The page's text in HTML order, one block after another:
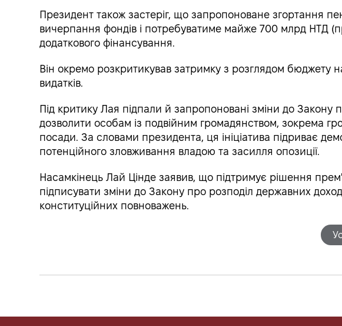
Президент також застеріг, що запропоноване згортання
вичерпання фондів і потребуватиме майже 700 млрд НТД
додаткового фінансування.
Він окремо розкритикував затримку з розглядом бюджету
видатків.
Під критику Лая підпали й запропоновані зміни до Закону
дозволити особам із подвійним громадянством, зокрема
посади. За словами президента, ця ініціатива підриває
потенційного зловживання владою та засилля опозиції.
Насамкінець Лай Цінде заявив, що підтримує рішення
підписувати зміни до Закону про розподіл державних
конституційних повноважень.